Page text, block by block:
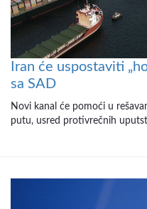
Iran će uspostaviti
sa SAD
Novi kanal će pomoći u
putu, usred protivrečnih